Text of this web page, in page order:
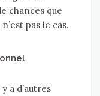
chances que
pas le cas.
a d’autres